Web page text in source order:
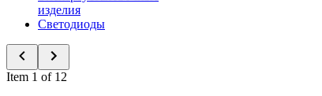
изделия
Светодиоды
Item 1 of 12